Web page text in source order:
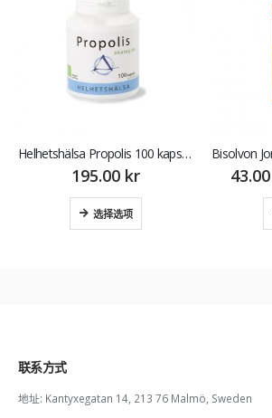
Helhetshälsa Propolis 100 kapslar 蜂胶
195.00 kr
选择选项
43.00
联系方式
地址: Kantyxegatan 14, 213 76 Malmö, Sweden